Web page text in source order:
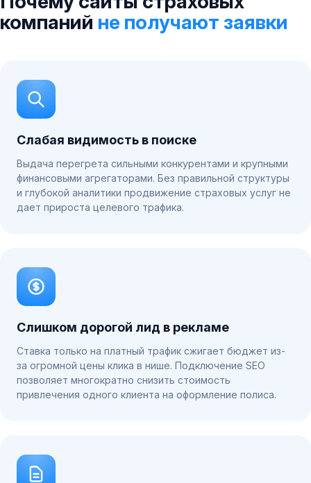
компаний не получают заявки
Слабая видимость в поиске
Выдача перегрета сильными конкурентами и крупными
финансовыми агрегаторами. Без правильной структуры
и глубокой аналитики продвижение страховых услуг не
дает прироста целевого трафика.
Слишком дорогой лид в рекламе
Ставка только на платный трафик сжигает бюджет из-
за огромной цены клика в нише. Подключение SEO
позволяет многократно снизить стоимость
привлечения одного клиента на оформление полиса.